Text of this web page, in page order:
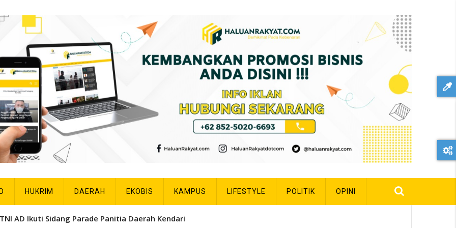
HUKRIM DAERAH EKOBIS KAMPUS LIFESTYLE POLITIK OPINI
AD Ikuti Sidang Parade Panitia Daerah Kendari